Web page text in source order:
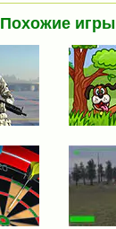
Похожие игры